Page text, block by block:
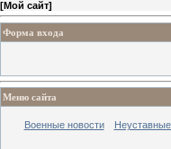
[Мой сайт]
Форма входа
Меню сайта
Военные новости